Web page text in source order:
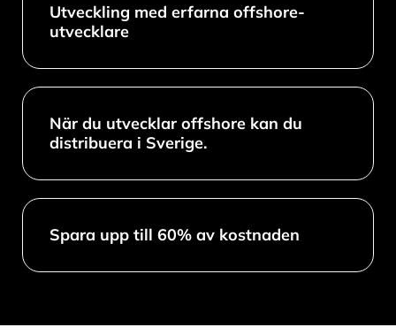
Utveckling med erfarna offshore-
utvecklare
När du utvecklar offshore kan du
distribuera i Sverige.
Spara upp till 60% av kostnaden